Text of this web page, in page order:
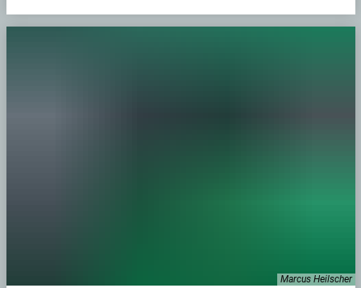
Marcus Heilscher